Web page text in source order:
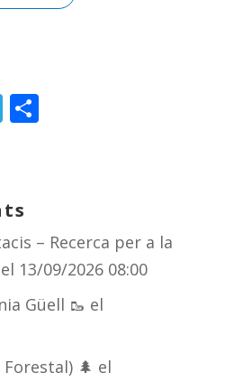
T
gr
a
m
C
te
ix
– Recerca per a la
el 13/09/2026 08:00
Güell 🥾 el
Forestal) 🌲 el